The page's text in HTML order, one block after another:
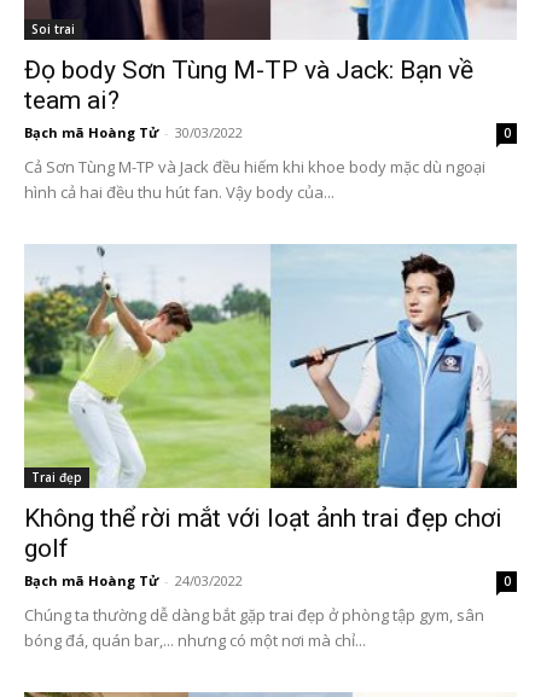
Soi trai
Đọ body Sơn Tùng M-TP và Jack: Bạn về
team ai?
Bạch mã Hoàng Tử - 30/03/2022 0
Cả Sơn Tùng M-TP và Jack đều hiếm khi khoe body mặc dù ngoại
hình cả hai đều thu hút fan. Vậy body của...
Trai đẹp
Không thể rời mắt với loạt ảnh trai đẹp chơi
golf
Bạch mã Hoàng Tử - 24/03/2022 0
Chúng ta thường dễ dàng bắt gặp trai đẹp ở phòng tập gym, sân
bóng đá, quán bar,... nhưng có một nơi mà chỉ...